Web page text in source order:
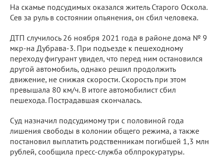
На скамье подсудимых оказался житель Старого Оскола.
Сев за руль в состоянии опьянения, он сбил человека.
ДТП случилось 26 ноября 2021 года в районе дома № 9
мкр-на Дубрава-3. При подъезде к пешеходному
переходу фигурант увидел, что перед ним остановился
другой автомобиль, однако решил продолжить
движение, не снижая скорости. Скорость при этом
превышала 80 км/ч. В итоге автомобилист сбил
пешехода. Пострадавшая скончалась.
Суд назначил подсудимому три с половиной года
лишения свободы в колонии общего режима, а также
постановил выплатить родственникам погибшей 1,3 млн
рублей, сообщила пресс-служба облпрокуратуры.